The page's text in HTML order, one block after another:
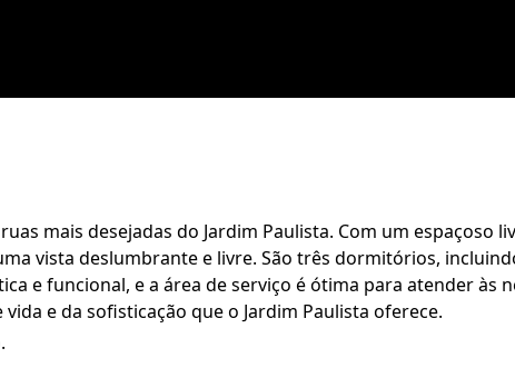
mais desejadas do Jardim Paulista. Com um espaçoso
vista deslumbrante e livre. São três dormitórios,
e funcional, e a área de serviço é ótima para atender às
e da sofisticação que o Jardim Paulista oferece.